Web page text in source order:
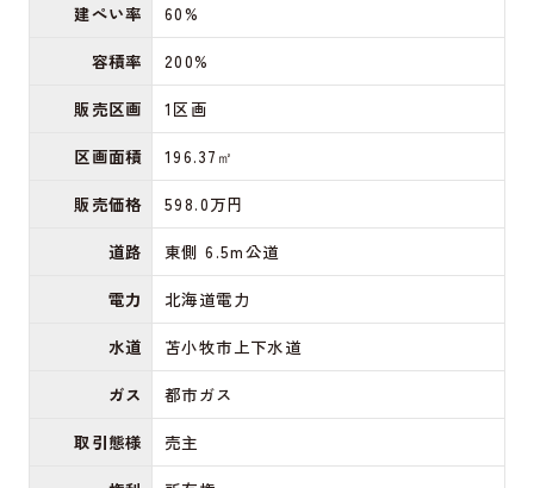
建ぺい率
60%
容積率
200%
販売区画
1区画
区画面積
196.37㎡
販売価格
598.0万円
道路
東側 6.5m公道
電力
北海道電力
水道
苫小牧市上下水道
ガス
都市ガス
取引態様
売主